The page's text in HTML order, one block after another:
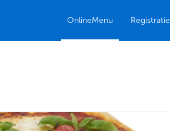
OnlineMenu Registratie